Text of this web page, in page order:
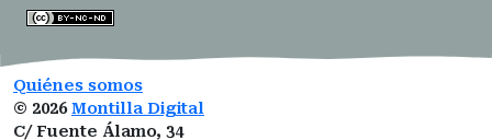
Quiénes somos
© 2026 Montilla Digital
C/ Fuente Álamo, 34